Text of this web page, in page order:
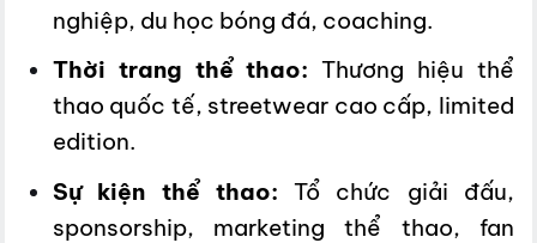
nghiệp, du học bóng đá, coaching.
Thời trang thể thao: Thương hiệu thể
thao quốc tế, streetwear cao cấp, limited
edition.
Sự kiện thể thao: Tổ chức giải đấu,
sponsorship, marketing thể thao, fan